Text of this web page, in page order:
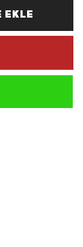
EKLE